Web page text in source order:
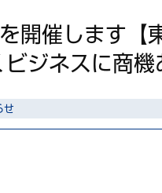
開催します【
ジネスに商機
せ